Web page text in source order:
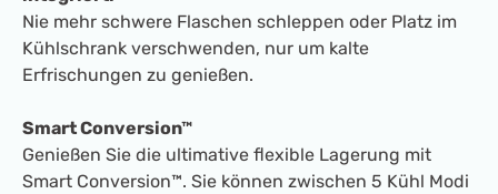
Nie mehr schwere Flaschen schleppen oder Platz im
Kühlschrank verschwenden, nur um kalte
Erfrischungen zu genießen.
Smart Conversion™
Genießen Sie die ultimative flexible Lagerung mit
Smart Conversion™. Sie können zwischen 5 Kühl Modi